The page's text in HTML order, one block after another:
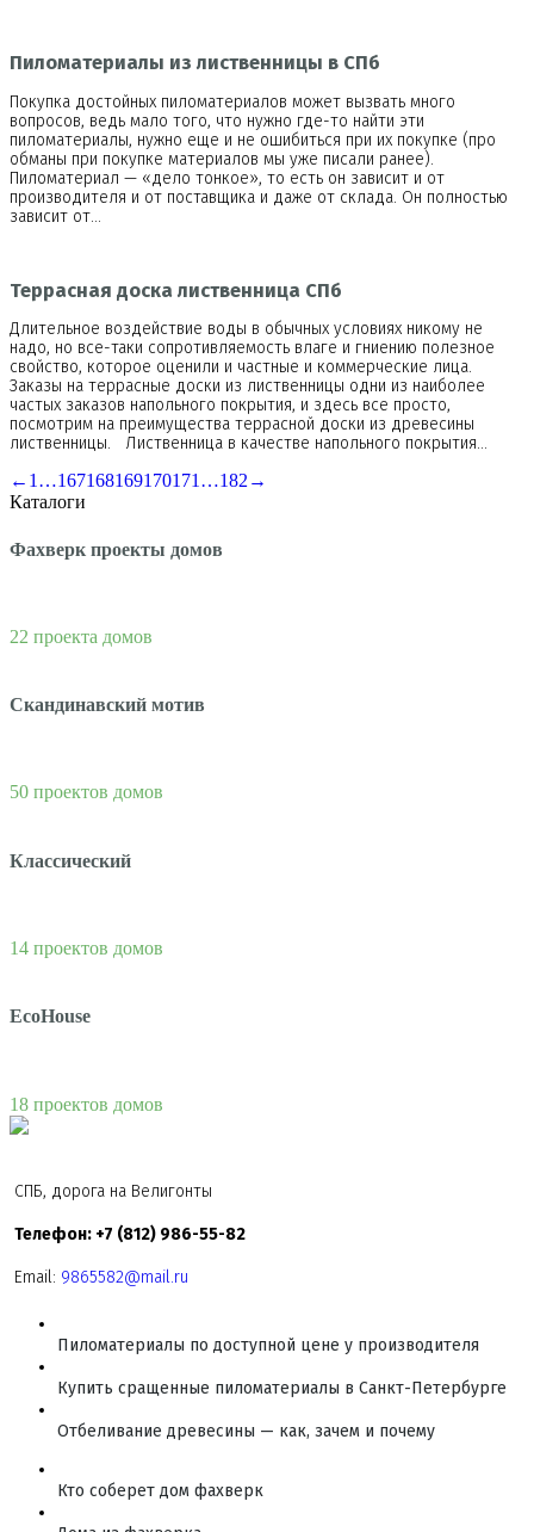
Пиломатериалы из лиственницы в СПб
Покупка достойных пиломатериалов может вызвать много
вопросов, ведь мало того, что нужно где-то найти эти
пиломатериалы, нужно еще и не ошибиться при их покупке (про
обманы при покупке материалов мы уже писали ранее).
Пиломатериал — «дело тонкое», то есть он зависит и от
производителя и от поставщика и даже от склада. Он полностью
зависит от…
Террасная доска лиственница СПб
Длительное воздействие воды в обычных условиях никому не
надо, но все-таки сопротивляемость влаге и гниению полезное
свойство, которое оценили и частные и коммерческие лица.
Заказы на террасные доски из лиственницы одни из наиболее
частых заказов напольного покрытия, и здесь все просто,
посмотрим на преимущества террасной доски из древесины
лиственницы. Лиственница в качестве напольного покрытия…
← 1 …167168169170171 …182 →
Каталоги
Фахверк проекты домов
22 проекта домов
Скандинавский мотив
50 проектов домов
Классический
14 проектов домов
EcoHouse
18 проектов домов
СПБ, дорога на Велигонты
Телефон: +7 (812) 986-55-82
Email: 9865582@mail.ru
Пиломатериалы по доступной цене у производителя
Купить сращенные пиломатериалы в Санкт-Петербурге
Отбеливание древесины — как, зачем и почему
Кто соберет дом фахверк